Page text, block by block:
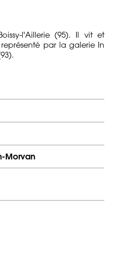
l'Aillerie (95). Il vit et
par la galerie In
Morvan